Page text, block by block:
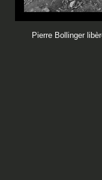
Pierre Bollinger